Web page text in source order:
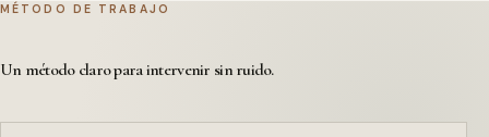
MÉTODO DE TRABAJO
Un método claro para intervenir sin ruido.